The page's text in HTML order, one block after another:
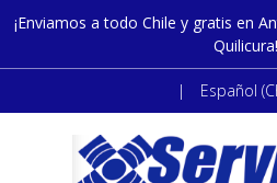
¡Enviamos a todo Chile y gratis en
Quilicura!
| Español